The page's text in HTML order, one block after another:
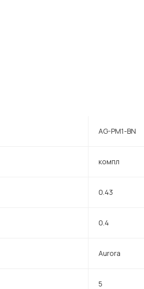
AG-PM1-BN
компл
0.43
0.4
Aurora
5